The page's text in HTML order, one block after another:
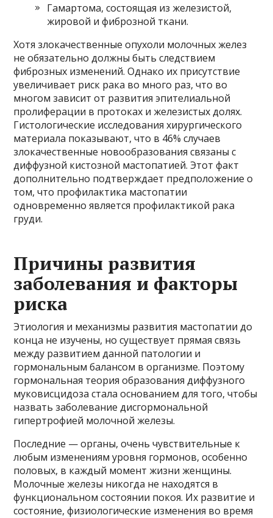
Гамартома, состоящая из железистой,
жировой и фиброзной ткани.
Хотя злокачественные опухоли молочных желез
не обязательно должны быть следствием
фиброзных изменений. Однако их присутствие
увеличивает риск рака во много раз, что во
многом зависит от развития эпителиальной
пролиферации в протоках и железистых долях.
Гистологические исследования хирургического
материала показывают, что в 46% случаев
злокачественные новообразования связаны с
диффузной кистозной мастопатией. Этот факт
дополнительно подтверждает предположение о
том, что профилактика мастопатии
одновременно является профилактикой рака
груди.
Причины развития
заболевания и факторы
риска
Этиология и механизмы развития мастопатии до
конца не изучены, но существует прямая связь
между развитием данной патологии и
гормональным балансом в организме. Поэтому
гормональная теория образования диффузного
муковисцидоза стала основанием для того, чтобы
назвать заболевание дисгормональной
гипертрофией молочной железы.
Последние — органы, очень чувствительные к
любым изменениям уровня гормонов, особенно
половых, в каждый момент жизни женщины.
Молочные железы никогда не находятся в
функциональном состоянии покоя. Их развитие и
состояние, физиологические изменения во время